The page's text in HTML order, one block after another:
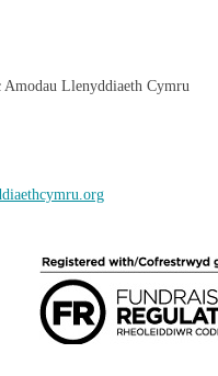
Amodau Llenyddiaeth Cymru